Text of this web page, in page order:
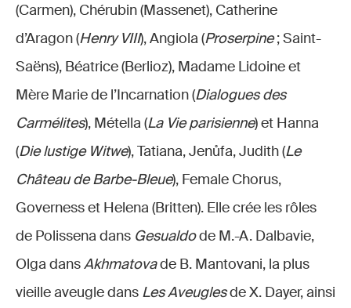
(Carmen), Chérubin (Massenet), Catherine
d’Aragon (Henry VIII), Angiola (Proserpine; Saint-
Saëns), Béatrice (Berlioz), Madame Lidoine et
Mère Marie de l’Incarnation (Dialogues des
Carmélites), Métella (La Vie parisienne) et Hanna
(Die lustige Witwe), Tatiana, Jenůfa, Judith (Le
Château de Barbe-Bleue), Female Chorus,
Governess et Helena (Britten). Elle crée les rôles
de Polissena dans Gesualdode M.-A. Dalbavie,
Olga dansAkhmatovade B. Mantovani, la plus
vieille aveugle dans Les Aveuglesde X. Dayer, ainsi